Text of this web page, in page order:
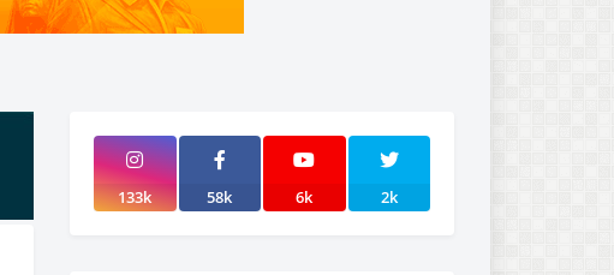
133k 58k 6k 2k